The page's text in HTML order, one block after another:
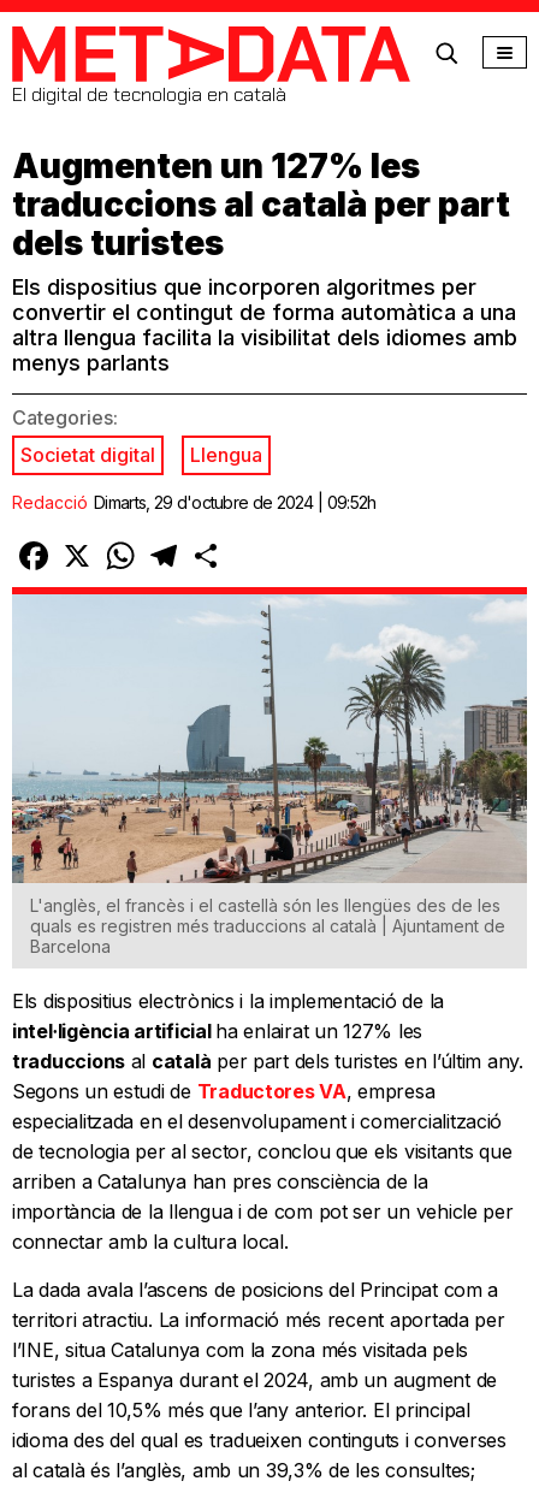
MetaData
El digital de tecnologia en català
Augmenten un 127% les
traduccions al català per part
dels turistes
Els dispositius que incorporen algoritmes per
convertir el contingut de forma automàtica a una
altra llengua facilita la visibilitat dels idiomes amb
menys parlants
Categories:
Societat digital
Llengua
Redacció Dimarts, 29 d'octubre de 2024 | 09:52h
Facebook
X WhatsAppTelegram
L'anglès, el francès i el castellà són les llengües des de les
quals es registren més traduccions al català | Ajuntament de
Barcelona
Els dispositius electrònics i la implementació de la
intel·ligència artificial ha enlairat un 127% les
traduccions al català per part dels turistes en l’últim any.
Segons un estudi de Traductores VA, empresa
especialitzada en el desenvolupament i comercialització
de tecnologia per al sector, conclou que els visitants que
arriben a Catalunya han pres consciència de la
importància de la llengua i de com pot ser un vehicle per
connectar amb la cultura local.
La dada avala l’ascens de posicions del Principat com a
territori atractiu. La informació més recent aportada per
l’INE, situa Catalunya com la zona més visitada pels
turistes a Espanya durant el 2024, amb un augment de
forans del 10,5% més que l’any anterior. El principal
idioma des del qual es tradueixen continguts i converses
al català és l’anglès, amb un 39,3% de les consultes;